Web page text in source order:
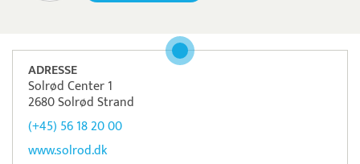
ADRESSE
Solrød Center 1
2680 Solrød Strand
(+45) 56 18 20 00
www.solrod.dk